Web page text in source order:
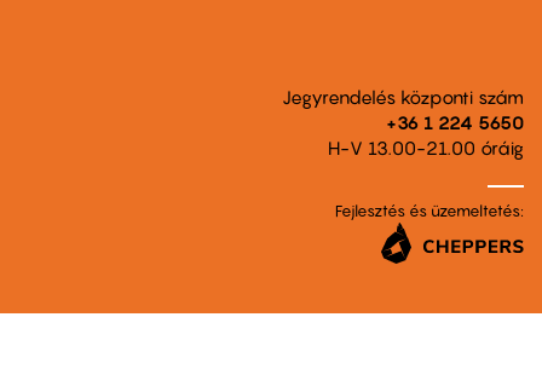
Jegyrendelés központi szám
+36 1 224 5650
H-V 13.00-21.00 óráig
Fejlesztés és üzemeltetés: